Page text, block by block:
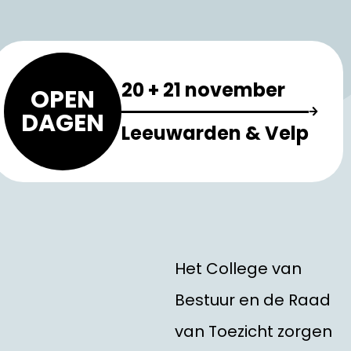
OPEN
DAGEN
20 + 21 november
Leeuwarden & Velp
Het College van
Bestuur en de Raad
van Toezicht zorgen